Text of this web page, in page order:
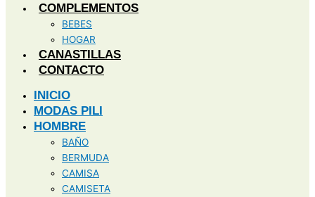
COMPLEMENTOS
BEBES
HOGAR
CANASTILLAS
CONTACTO
INICIO
MODAS PILI
HOMBRE
BAÑO
BERMUDA
CAMISA
CAMISETA